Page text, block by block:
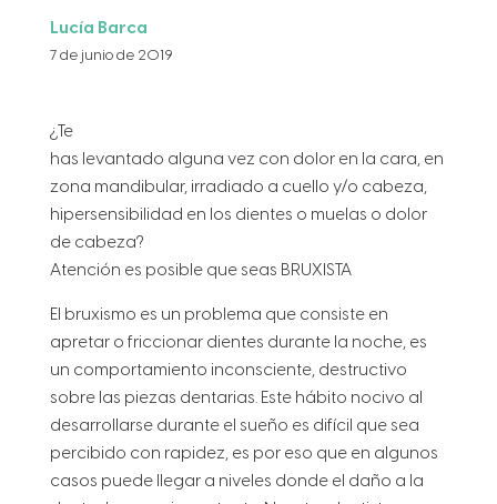
Lucía Barca
7 de junio de 2019
¿Te
has levantado alguna vez con dolor en la cara, en
zona mandibular, irradiado a cuello y/o cabeza,
hipersensibilidad en los dientes o muelas o dolor
de cabeza?
Atención es posible que seas BRUXISTA
El bruxismo es un problema que consiste en
apretar o friccionar dientes durante la noche, es
un comportamiento inconsciente, destructivo
sobre las piezas dentarias. Este hábito nocivo al
desarrollarse durante el sueño es difícil que sea
percibido con rapidez, es por eso que en algunos
casos puede llegar a niveles donde el daño a la